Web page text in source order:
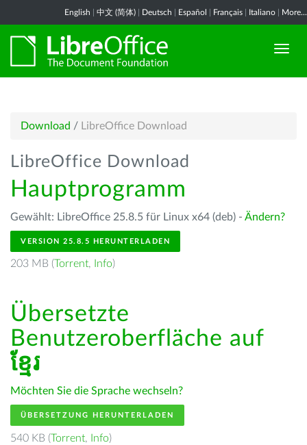
English 中文 (简体) Deutsch Español Français Italiano More...
Download / LibreOffice Download
LibreOffice Download
Hauptprogramm
Gewählt: LibreOffice 25.8.5 für Linux x64 (deb) - Ändern?
VERSION 25.8.5 HERUNTERLADEN
203 MB (Torrent, Info)
Übersetzte
Benutzeroberfläche auf
ខ្មែរ
Möchten Sie die Sprache wechseln?
ÜBERSETZUNG HERUNTERLADEN
540 KB (Torrent, Info)